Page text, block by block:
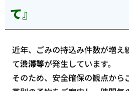
て』
近年、ごみの持込み件数が増え
て渋滞等が発生しています。
そのため、安全確保の観点から